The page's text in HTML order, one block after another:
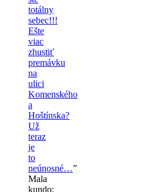
totálny
sebec!!!
Ešte
viac
zhustiť
premávku
na
ulici
Komenského
a
Hoštínska?
Už
teraz
je
to
neúnosné…”
Mala
kundo: